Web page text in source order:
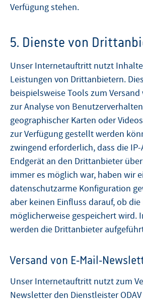
Verfügung stehen.
5. Dienste von
Unser Internetauftritt nutzt
Leistungen von Drittanbietern.
beispielsweise Tools zum
zur Analyse von
geographischer Karten oder
zur Verfügung gestellt werden
zwingend erforderlich, dass die
Endgerät an den Drittanbieter
immer es möglich war, haben wir
datenschutzarme Konfiguration
aber keinen Einfluss darauf, ob die
möglicherweise gespeichert wird.
werden die Drittanbieter
Versand von E-Mail-
Unser Internetauftritt nutzt zum
Newsletter den Dienstleister